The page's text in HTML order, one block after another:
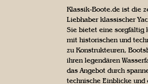
Klassik-Boote.de ist die
Liebhaber klassischer
Sie bietet eine sorgfältig
mit historischen und
zu Konstrukteuren,
ihren legendären
das Angebot durch
technische Einblicke und